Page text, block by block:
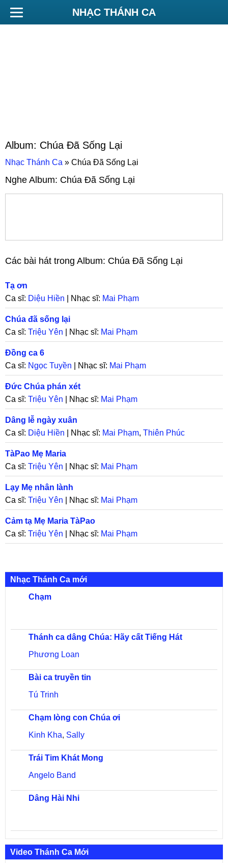
NHẠC THÁNH CA
Album: Chúa Đã Sống Lại
Nhạc Thánh Ca » Chúa Đã Sống Lại
Nghe Album: Chúa Đã Sống Lại
Các bài hát trong Album: Chúa Đã Sống Lại
Tạ ơn
Ca sĩ: Diệu Hiền | Nhạc sĩ: Mai Phạm
Chúa đã sống lại
Ca sĩ: Triệu Yên | Nhạc sĩ: Mai Phạm
Đồng ca 6
Ca sĩ: Ngọc Tuyền | Nhạc sĩ: Mai Phạm
Đức Chúa phán xét
Ca sĩ: Triệu Yên | Nhạc sĩ: Mai Phạm
Dâng lễ ngày xuân
Ca sĩ: Diệu Hiền | Nhạc sĩ: Mai Phạm, Thiên Phúc
TàPao Mẹ Maria
Ca sĩ: Triệu Yên | Nhạc sĩ: Mai Phạm
Lạy Mẹ nhân lành
Ca sĩ: Triệu Yên | Nhạc sĩ: Mai Phạm
Cảm tạ Mẹ Maria TàPao
Ca sĩ: Triệu Yên | Nhạc sĩ: Mai Phạm
Nhạc Thánh Ca mới
Chạm
Thánh ca dâng Chúa: Hãy cất Tiếng Hát
Phương Loan
Bài ca truyền tin
Tú Trinh
Chạm lòng con Chúa ơi
Kinh Kha, Sally
Trái Tim Khát Mong
Angelo Band
Dâng Hài Nhi
Video Thánh Ca Mới